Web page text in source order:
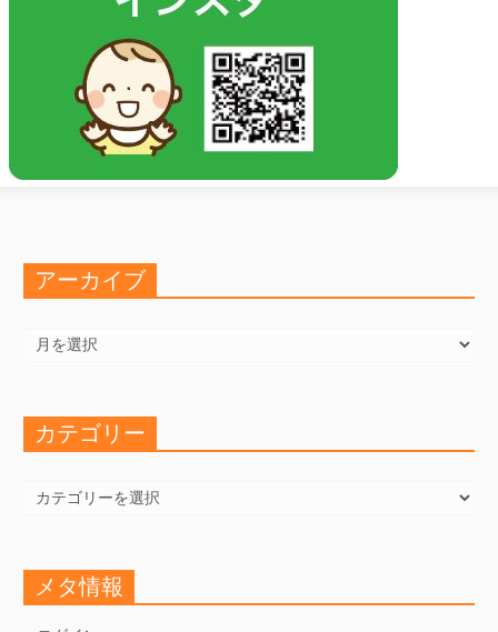
アーカイブ
カ
カテゴリー
ゴ
メタ情報